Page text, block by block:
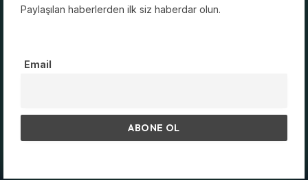
Paylaşılan haberlerden ilk siz haberdar olun.
Email